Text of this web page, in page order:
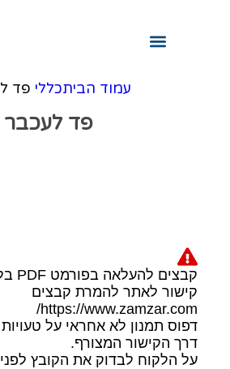
עמוד הביתכללי פד
פד לעכבר
קבצים להעלאה בפורמט PDF בלבד.
קישור לאתר להמרת קבצים
https://www.zamzar.com/
דפוס תמנון לא אחראי על
דרך הקישור המצורף.
על הלקוח לבדוק את הקובץ